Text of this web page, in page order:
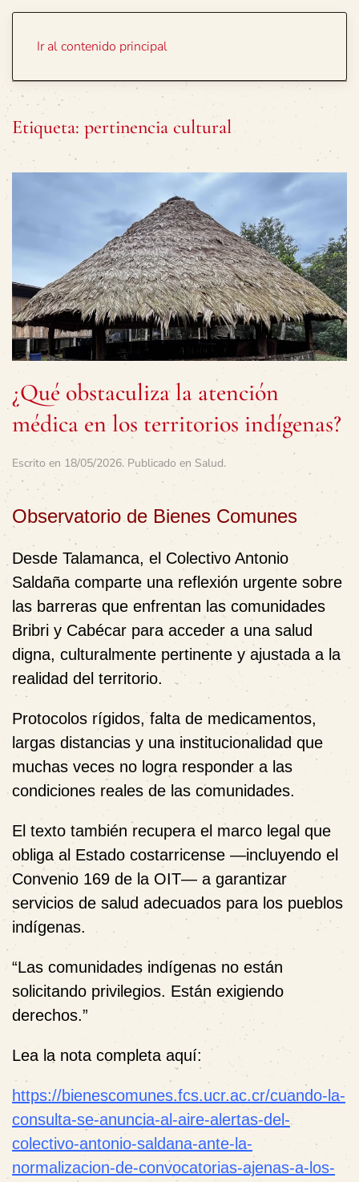
Ir al contenido principal
Etiqueta: pertinencia cultural
¿Qué obstaculiza la atención
médica en los territorios indígenas?
Escrito en 18/05/2026. Publicado en Salud.
Observatorio de Bienes Comunes
Desde Talamanca, el Colectivo Antonio
Saldaña comparte una reflexión urgente sobre
las barreras que enfrentan las comunidades
Bribri y Cabécar para acceder a una salud
digna, culturalmente pertinente y ajustada a la
realidad del territorio.
Protocolos rígidos, falta de medicamentos,
largas distancias y una institucionalidad que
muchas veces no logra responder a las
condiciones reales de las comunidades.
El texto también recupera el marco legal que
obliga al Estado costarricense —incluyendo el
Convenio 169 de la OIT— a garantizar
servicios de salud adecuados para los pueblos
indígenas.
“Las comunidades indígenas no están
solicitando privilegios. Están exigiendo
derechos.”
Lea la nota completa aquí:
https://bienescomunes.fcs.ucr.ac.cr/cuando-la-
consulta-se-anuncia-al-aire-alertas-del-
colectivo-antonio-saldana-ante-la-
normalizacion-de-convocatorias-ajenas-a-los-